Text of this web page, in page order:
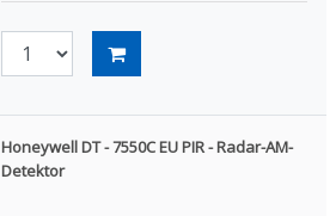
Honeywell DT - 7550C EU PIR - Radar-AM-
Detektor